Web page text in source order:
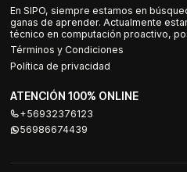
En SIPO, siempre estamos en
ganas de aprender. Actualmente
técnico en computación proactivo,
Términos y Condiciones
Política de privacidad
ATENCIÓN 100% ONLINE
+56932376123
56986674439